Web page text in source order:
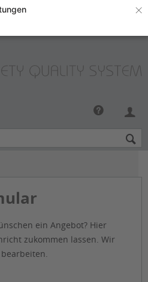
×
ein Angebot? Hier
zukommen lassen. Wir